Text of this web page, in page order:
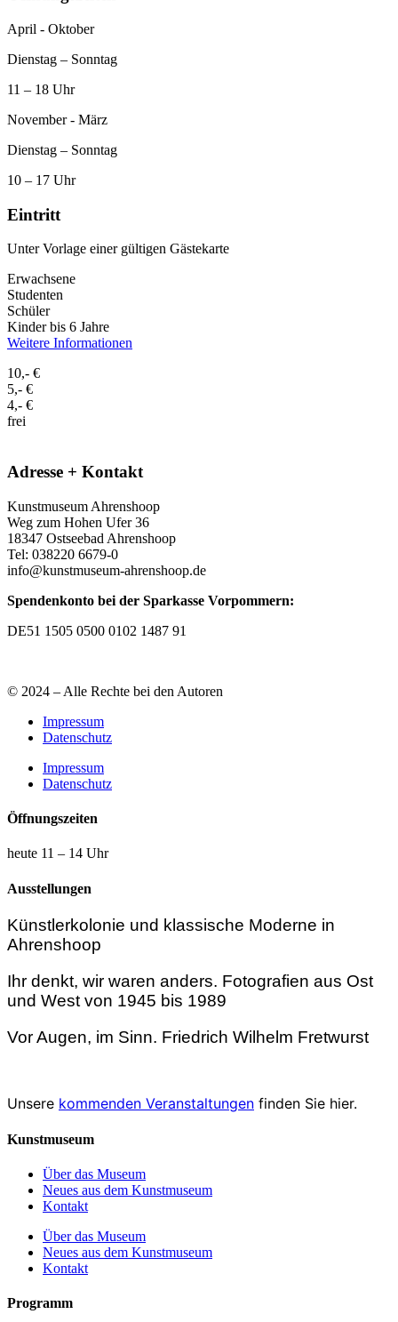
April - Oktober
Dienstag – Sonntag
11 – 18 Uhr
November - März
Dienstag – Sonntag
10 – 17 Uhr
Eintritt
Unter Vorlage einer gültigen Gästekarte
Erwachsene
Studenten
Schüler
Kinder bis 6 Jahre
Weitere Informationen
10,- €
5,- €
4,- €
frei
Adresse + Kontakt
Kunstmuseum Ahrenshoop
Weg zum Hohen Ufer 36
18347 Ostseebad Ahrenshoop
Tel: 038220 6679-0
info@kunstmuseum-ahrenshoop.de
Spendenkonto bei der Sparkasse Vorpommern:
DE51 1505 0500 0102 1487 91
© 2024 – Alle Rechte bei den Autoren
Impressum
Datenschutz
Impressum
Datenschutz
Öffnungszeiten
heute 11 – 14 Uhr
Ausstellungen
Künstlerkolonie und klassische Moderne in
Ahrenshoop
Ihr denkt, wir waren anders. Fotografien aus Ost
und West von 1945 bis 1989
Vor Augen, im Sinn. Friedrich Wilhelm Fretwurst
Unsere kommenden Veranstaltungen finden Sie hier.
Kunstmuseum
Über das Museum
Neues aus dem Kunstmuseum
Kontakt
Über das Museum
Neues aus dem Kunstmuseum
Kontakt
Programm